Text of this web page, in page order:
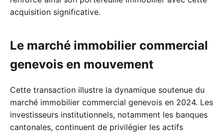
acquisition significative.
Le marché immobilier commercial
genevois en mouvement
Cette transaction illustre la dynamique soutenue du
marché immobilier commercial genevois en 2024. Les
investisseurs institutionnels, notamment les banques
cantonales, continuent de privilégier les actifs